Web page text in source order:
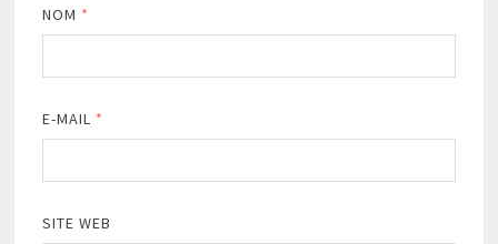
NOM *
E-MAIL *
SITE WEB